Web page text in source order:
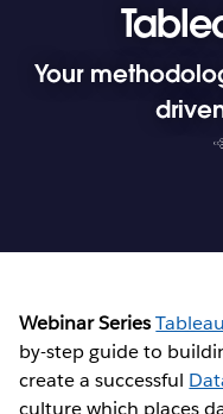
Your
Webinar Series
by-step guide to
create a successful
culture which places